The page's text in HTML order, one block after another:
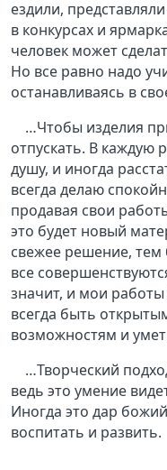
ездили,
в конкурсах и
человек может
Но все равно надо
останавливаясь в
…Чтобы изделия
отпускать. В каждую
душу, и иногда
всегда делаю
продавая свои
это будет новый
свежее решение, тем
все
значит, и мои
всегда быть
возможностям и
…Творческий
ведь это умение
Иногда это дар
воспитать и развить.